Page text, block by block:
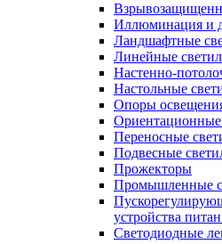
Иллюминация и
Ландшафтные
Линейные
Настенно-
Настольные
Опоры
Ориентационные
Переносные
Подвесные
Прожекторы
Промышленные
устройства
Светодиодные